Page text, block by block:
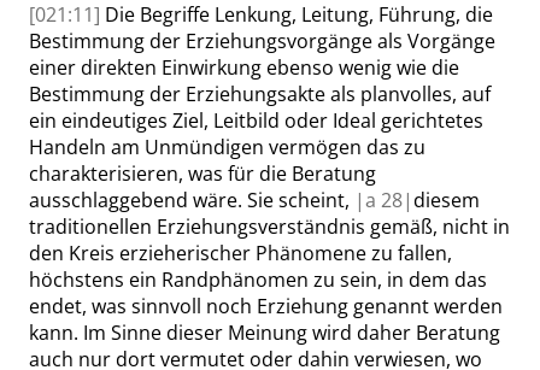
[021:11] Die Begriffe Lenkung, Leitung, Führung, die
Bestimmung der Erziehungsvorgänge als Vorgänge
einer direkten Einwirkung ebenso wenig wie die
Bestimmung der Erziehungsakte als planvolles, auf
ein eindeutiges Ziel, Leitbild oder Ideal gerichtetes
Handeln am Unmündigen vermögen das zu
charakterisieren, was für die Beratung
ausschlaggebend wäre. Sie scheint, |a 28|diesem
traditionellen Erziehungsverständnis gemäß, nicht in
den Kreis erzieherischer Phänomene zu fallen,
höchstens ein Randphänomen zu sein, in dem das
endet, was sinnvoll noch Erziehung genannt werden
kann. Im Sinne dieser Meinung wird daher Beratung
auch nur dort vermutet oder dahin verwiesen, wo